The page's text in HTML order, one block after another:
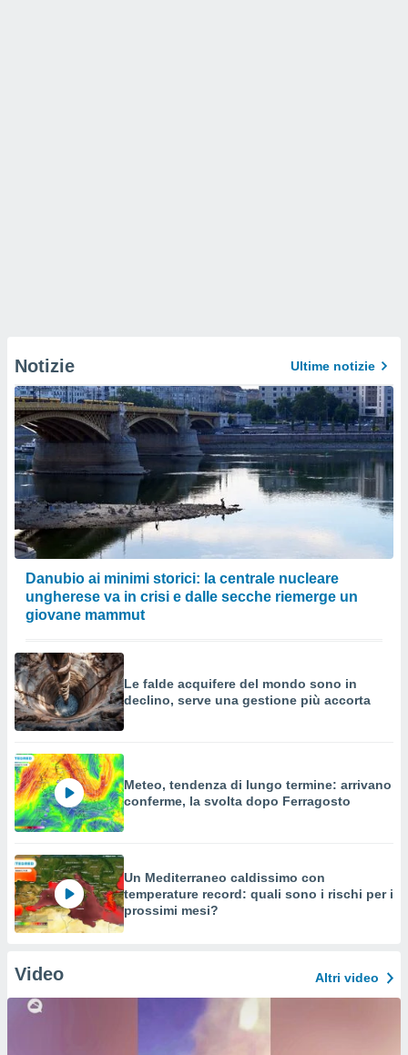
Notizie Ultime notizie
Danubio ai minimi storici: la centrale nucleare
ungherese va in crisi e dalle secche riemerge un
giovane mammut
Le falde acquifere del mondo sono in
declino, serve una gestione più accorta
Meteo, tendenza di lungo termine: arrivano
conferme, la svolta dopo Ferragosto
Un Mediterraneo caldissimo con
temperature record: quali sono i rischi per i
prossimi mesi?
Video Altri video